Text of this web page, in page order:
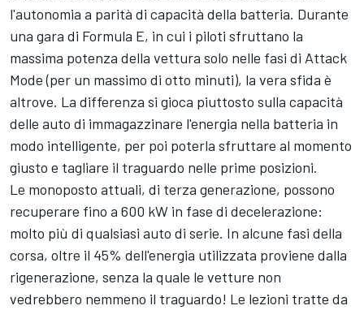
l'autonomia a parità di capacità della batteria. Durante
una gara di Formula E, in cui i piloti sfruttano la
massima potenza della vettura solo nelle fasi di Attack
Mode (per un massimo di otto minuti), la vera sfida è
altrove. La differenza si gioca piuttosto sulla capacità
delle auto di immagazzinare l'energia nella batteria in
modo intelligente, per poi poterla sfruttare al momento
giusto e tagliare il traguardo nelle prime posizioni.
Le monoposto attuali, di terza generazione, possono
recuperare fino a 600 kW in fase di decelerazione:
molto più di qualsiasi auto di serie. In alcune fasi della
corsa, oltre il 45% dell'energia utilizzata proviene dalla
rigenerazione, senza la quale le vetture non
vedrebbero nemmeno il traguardo! Le lezioni tratte da